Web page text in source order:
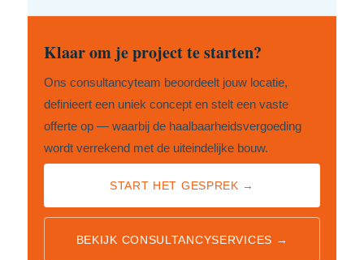
Klaar om je project te starten?
Ons consultancyteam beoordeelt jouw locatie,
definieert een uniek concept en stelt een vaste
offerte op — waarbij de haalbaarheidsvergoeding
wordt verrekend met de uiteindelijke bouw.
START HET GESPREK →
BEKIJK CONSULTANCYSERVICES →